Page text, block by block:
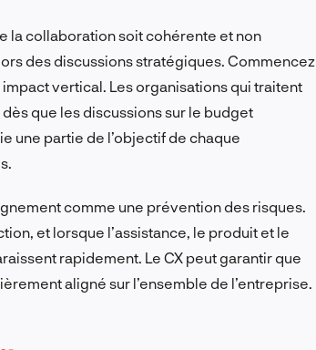
la collaboration soit cohérente et non
des discussions stratégiques. Commencez
vertical. Les organisations qui traitent
que les discussions sur le budget
une partie de l’objectif de chaque
comme une prévention des risques.
et lorsque l’assistance, le produit et le
rapidement. Le CX peut garantir que
aligné sur l’ensemble de l’entreprise.